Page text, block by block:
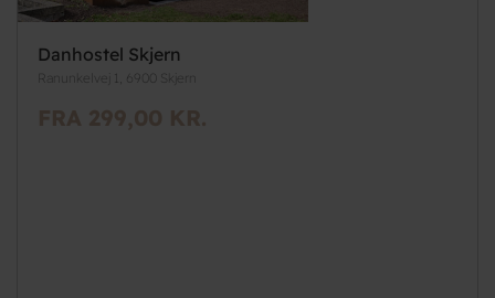
Danhostel Skjern
Ranunkelvej 1, 6900 Skjern
FRA 299,00 KR.